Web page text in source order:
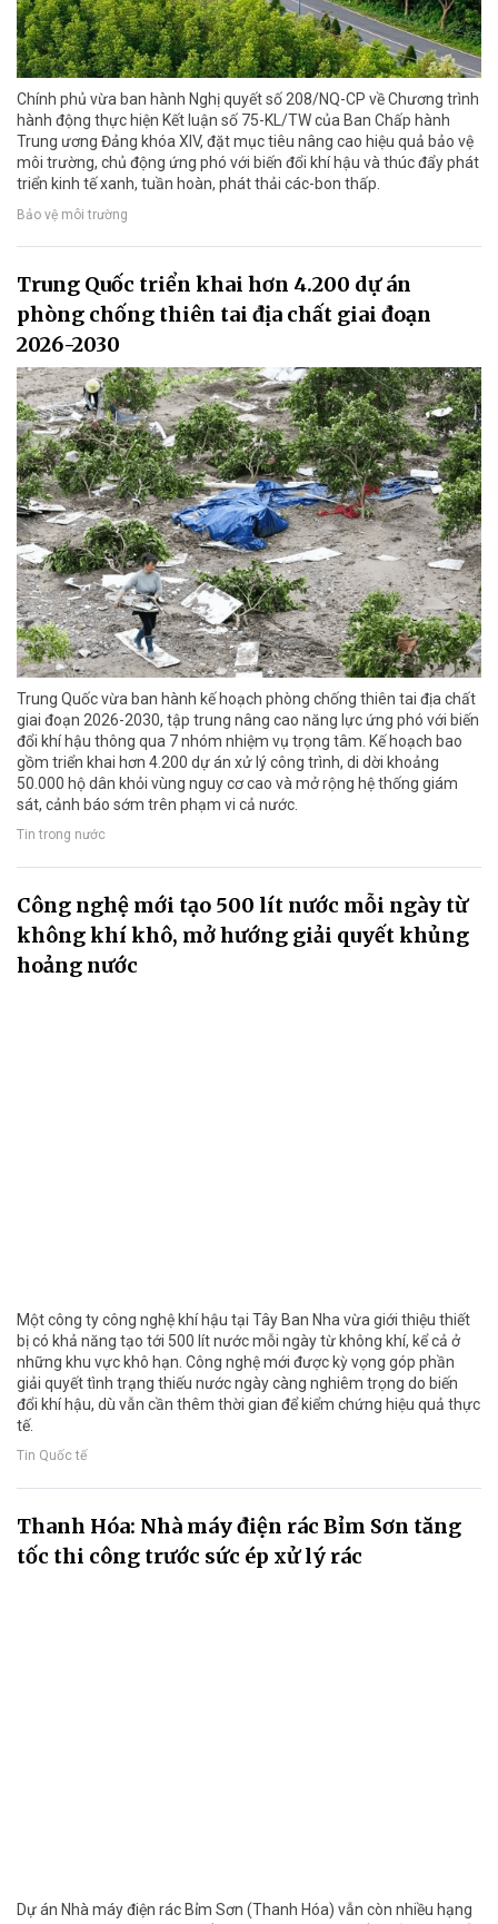
Chính phủ vừa ban hành Nghị quyết số 208/NQ-CP về Chương trình
hành động thực hiện Kết luận số 75-KL/TW của Ban Chấp hành
Trung ương Đảng khóa XIV, đặt mục tiêu nâng cao hiệu quả bảo vệ
môi trường, chủ động ứng phó với biến đổi khí hậu và thúc đẩy phát
triển kinh tế xanh, tuần hoàn, phát thải các-bon thấp.
Bảo vệ môi trường
Trung Quốc triển khai hơn 4.200 dự án
phòng chống thiên tai địa chất giai đoạn
2026-2030
Trung Quốc vừa ban hành kế hoạch phòng chống thiên tai địa chất
giai đoạn 2026-2030, tập trung nâng cao năng lực ứng phó với biến
đổi khí hậu thông qua 7 nhóm nhiệm vụ trọng tâm. Kế hoạch bao
gồm triển khai hơn 4.200 dự án xử lý công trình, di dời khoảng
50.000 hộ dân khỏi vùng nguy cơ cao và mở rộng hệ thống giám
sát, cảnh báo sớm trên phạm vi cả nước.
Tin trong nước
Công nghệ mới tạo 500 lít nước mỗi ngày từ
không khí khô, mở hướng giải quyết khủng
hoảng nước
Một công ty công nghệ khí hậu tại Tây Ban Nha vừa giới thiệu thiết
bị có khả năng tạo tới 500 lít nước mỗi ngày từ không khí, kể cả ở
những khu vực khô hạn. Công nghệ mới được kỳ vọng góp phần
giải quyết tình trạng thiếu nước ngày càng nghiêm trọng do biến
đổi khí hậu, dù vẫn cần thêm thời gian để kiểm chứng hiệu quả thực
tế.
Tin Quốc tế
Thanh Hóa: Nhà máy điện rác Bỉm Sơn tăng
tốc thi công trước sức ép xử lý rác
Dự án Nhà máy điện rác Bỉm Sơn (Thanh Hóa) vẫn còn nhiều hạng